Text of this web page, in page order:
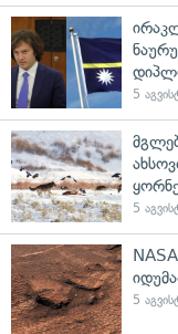
5
5
5